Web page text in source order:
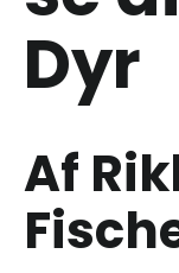
Dyr
Af